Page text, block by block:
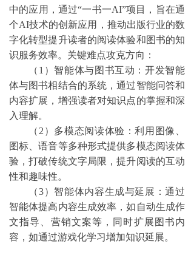
中的应用，通过“一书一AI”项目，旨在通
个AI技术的创新应用，推动出版行业的数
字化转型提升读者的阅读体验和图书的知
识服务效率。关键难点攻克方向：
（ 1）智能体与图书互动：开发智能
体与图书相结合的系统，通过智能问答和
内容扩展，增强读者对知识点的掌握和深
入理解。
（ 2）多模态阅读体验：利用图像、
图标、语音等多种形式提供多模态阅读体
验，打破传统文字局限，提升阅读的互动
性和趣味性。
（3）智能体内容生成与延展：通过
智能体提高内容生成效率，如自动生成作
文指导、营销文案等，同时扩展图书内
容，如通过游戏化学习增加知识延展。